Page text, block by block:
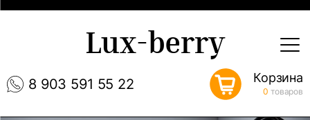
8 903 591 55 22
Lux-berry
Корзина
0 товаров